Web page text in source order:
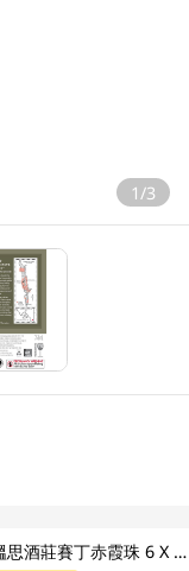
1/3
原箱醞思酒莊賽丁赤霞珠 6 X 750ML